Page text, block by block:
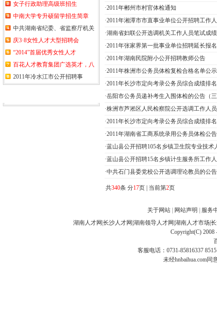
女子行政助理高级班招生
中南大学专升硕留学招生简章
中共湖南省纪委、省监察厅机关
庆3·8女性人才大型招聘会
“2014”首届优秀女性人才
百花人才教育集团广选英才，八
2011年冷水江市公开招聘事
·2011年郴州市村官体检通知
·2011年湘潭市市直事业单位公开招聘工作
·湖南省妇联公开选调机关工作人员笔试成
·2011年张家界第一批事业单位招聘延长报
·2011年湖南民院附小公开招聘教师公告
·2011年株洲市公务员体检复检合格名单公
·2011年长沙市定向考录公务员综合成绩排
·岳阳市公务员递补考生入围体检的公告（
·株洲市芦淞区人民检察院公开选调工作人
·2011年长沙市定向考录公务员综合成绩排
·2011年湖南省工商系统录用公务员体检公
·蓝山县公开招聘105名乡镇卫生院专业技术
·蓝山县公开招聘15名乡镇计生服务所工作
·中共石门县委党校公开选调理论教员的公告
共340条 分17页 | 当前第2页
关于网站 网站声明
服务
湖南人才网 长沙人才网 湖南领导人才网 湖南人才市场
Copyright(C) 2008
客服电话：0731-85816337
未经hnbaihua.com